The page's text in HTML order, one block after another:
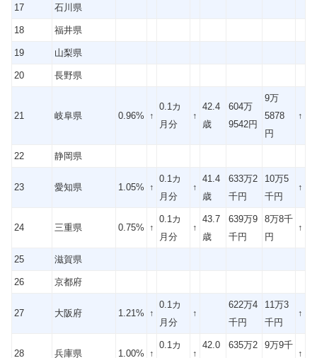
17 石川県
18 福井県
19 山梨県
20 長野県
21 岐阜県 0.96% ↑
0.1カ
月分
↑
42.4
歳
604万
9542円
9万
5878
円
↑
22 静岡県
23 愛知県 1.05% ↑
0.1カ
月分
↑
41.4
歳
633万2
千円
10万5
千円
↑
24 三重県 0.75% ↑
0.1カ
月分
↑
43.7
歳
639万9
千円
8万8千
円
↑
25 滋賀県
26 京都府
27 大阪府 1.21% ↑
0.1カ
月分
↑
622万4
千円
11万3
千円
↑
28 兵庫県 1.00% ↑
0.1カ
↑
42.0
635万2
9万9千
↑